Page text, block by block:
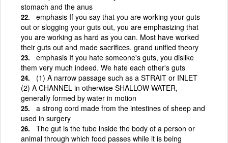
stomach and the anus
emphasis If you say that you are working your guts
out or slogging your guts out, you are emphasizing that
you are working as hard as you can. Most have worked
their guts out and made sacrifices. grand unified theory
emphasis If you hate someone's guts, you dislike
them very much indeed. We hate each other's guts
(1) A narrow passage such as a STRAIT or INLET
(2) A CHANNEL in otherwise SHALLOW WATER,
generally formed by water in motion
a strong cord made from the intestines of sheep and
used in surgery
The gut is the tube inside the body of a person or
animal through which food passes while it is being